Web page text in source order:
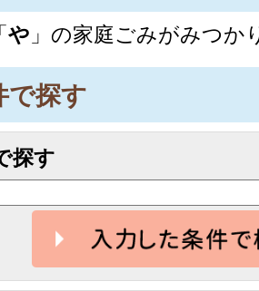
や 」の家庭ごみがみつか
で探す
探す